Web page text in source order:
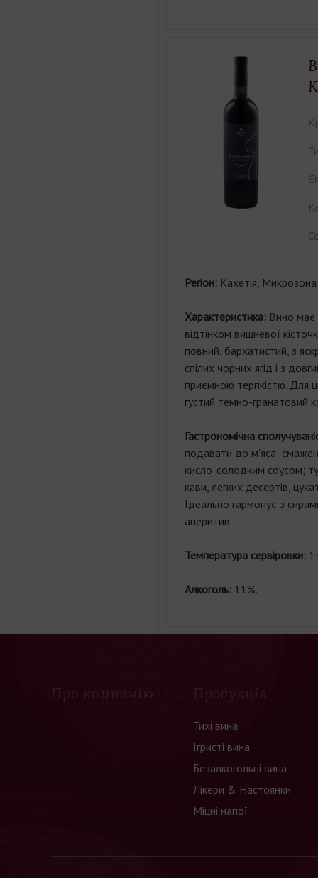
Регіон: Кахетія, Микрозона
Характеристика: Вино має
відтінком вишневої
повний, бархатистий, з
спілих чорних ягід і з
приємною терпкістю. Для
густий темно-гранатовий
Гастрономічна
подавати до м'яса:
кисло-солодким соусом;
кави, легких десертів,
Ідеально гармонує з
аперитив.
Температура сервіровки:
Алкоголь: 11%.
Про компанію Продукція
Тихі вина
Ігристі вина
Безалкогольні вина
Лікери & Настоянки
Міцні напої